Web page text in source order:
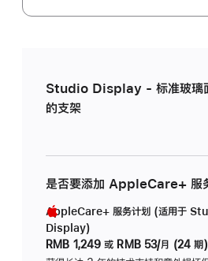
Studio Display - 标准玻璃
的支架
是否要添加 AppleCare+ 服
AppleCare+ 服务计划 (适用于
Display)
RMB 1,249 或 RMB 53/月 (24 期)